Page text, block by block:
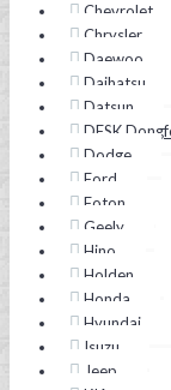
Chevrolet
Chrysler
Daewoo
Daihatsu
Datsun
DFSK
Dodge
Ford
Foton
Geely
Hino
Holden
Honda
Hyundai
Isuzu
Jeep